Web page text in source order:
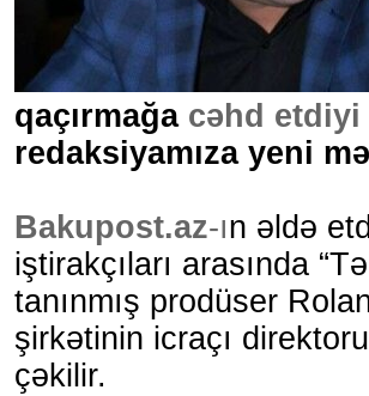
qaçırmağa cəhd etdiyi
redaksiyamıza yeni
Bakupost.az-ın əldə
iştirakçıları arasında
tanınmış prodüser
şirkətinin icraçı
çəkilir.